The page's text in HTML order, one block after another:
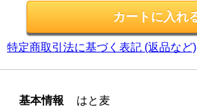
特定商取引法に基づく表記 (返品など)
基本情報
はと麦